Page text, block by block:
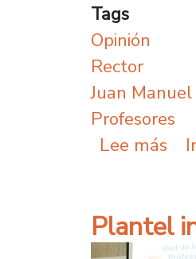
Tags
Opinión
Rector
Juan Manuel
Profesores
Lee más
Plantel